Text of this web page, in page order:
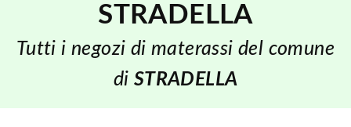
STRADELLA
Tutti i negozi di materassi del comune
di STRADELLA